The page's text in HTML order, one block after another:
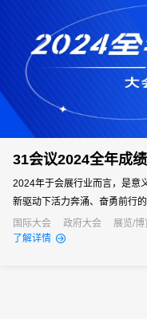
31会议2024全年成
2024年于会展行业而言，是意
新驱动下活力奔涌、奋勇前行
军者之姿，深度融入各类大会
合作、企业活动营销、政府产
国际大会 政府大会 展览/博
产业大会
行业大会
了解详情